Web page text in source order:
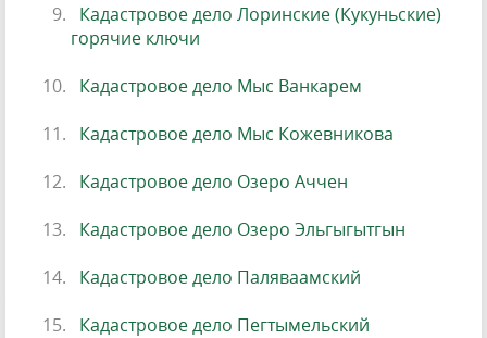
Кадастровое дело Лоринские (Кукуньские)
горячие ключи
Кадастровое дело Мыс Ванкарем
Кадастровое дело Мыс Кожевникова
Кадастровое дело Озеро Аччен
Кадастровое дело Озеро Эльгыгытгын
Кадастровое дело Паляваамский
Кадастровое дело Пегтымельский